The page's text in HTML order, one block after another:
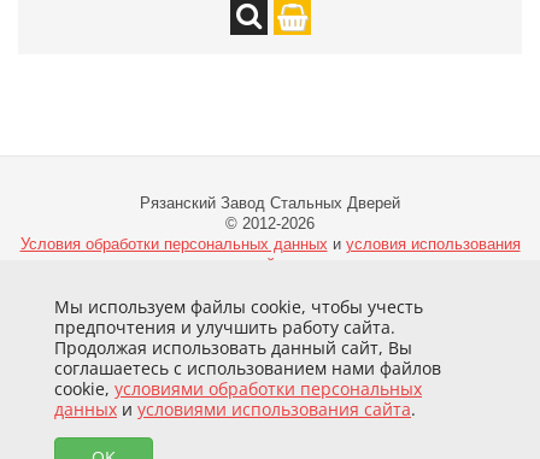
Рязанский Завод Стальных Дверей
© 2012-2026
Условия обработки персональных данных и условия использования
сайта
Отдел продаж: +7 (915) 610-90-00, +7 (4912) 51-13-97
whatsapp / telegram / max
г. Рязань, ул. Куйбышевское шоссе, 14А
(территория завода "Теплоприбор")
Мы используем файлы cookie, чтобы учесть
предпочтения и улучшить работу сайта.
Продолжая использовать данный сайт, Вы
соглашаетесь с использованием нами файлов
cookie, условиями обработки персональных
данных и условиями использования сайта.